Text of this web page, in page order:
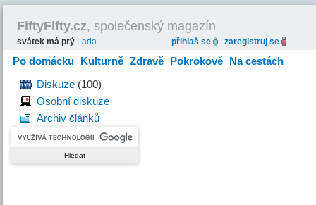
FiftyFifty.cz, společenský magazín
svátek má prý Lada přihlaš se zaregistruj se
Po domácku Kulturně Zdravě Pokrokově Na cestách
HravěDiskuze (100)
Osobní diskuze
Archiv článků